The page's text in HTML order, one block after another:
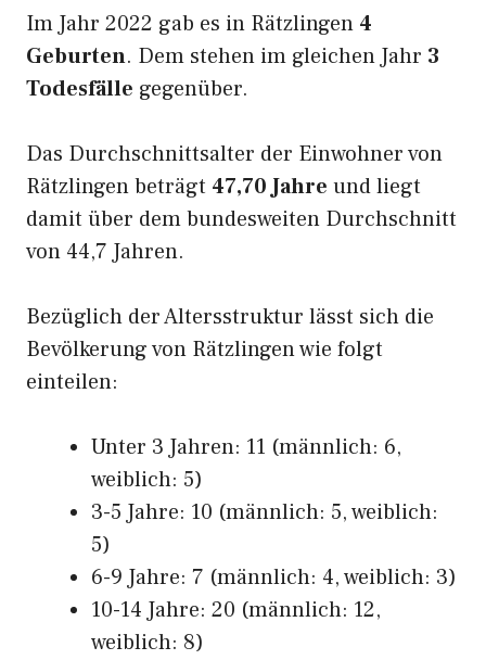
Im Jahr 2022 gab es in Rätzlingen 4
Geburten. Dem stehen im gleichen Jahr 3
Todesfälle gegenüber.
Das Durchschnittsalter der Einwohner von
Rätzlingen beträgt 47,70 Jahre und liegt
damit über dem bundesweiten Durchschnitt
von 44,7 Jahren.
Bezüglich der Altersstruktur lässt sich die
Bevölkerung von Rätzlingen wie folgt
einteilen:
Unter 3 Jahren: 11 (männlich: 6,
weiblich: 5)
3-5 Jahre: 10 (männlich: 5, weiblich:
5)
6-9 Jahre: 7 (männlich: 4, weiblich: 3)
10-14 Jahre: 20 (männlich: 12,
weiblich: 8)